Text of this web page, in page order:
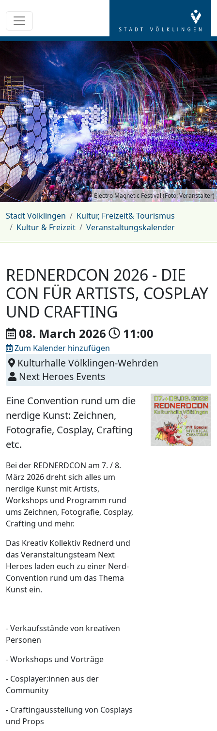
Electro Magnetic Festival (Foto: Veranstalter)
Stadt Völklingen
Kultur, Freizeit& Tourismus
Kultur & Freizeit
Veranstaltungskalender
REDNERDCON 2026 - DIE
CON FÜR ARTISTS, COSPLAY
UND CRAFTING
08. March 2026 11:00
Zum Kalender hinzufügen
Kulturhalle Völklingen-Wehrden
Next Heroes Events
Eine Convention rund um die
nerdige Kunst: Zeichnen,
Fotografie, Cosplay, Crafting
etc.
Bei der REDNERDCON am 7. / 8.
März 2026 dreht sich alles um
nerdige Kunst mit Artists,
Workshops und Programm rund
ums Zeichnen, Fotografie, Cosplay,
Crafting und mehr.
Das Kreativ Kollektiv Rednerd und
das Veranstaltungsteam Next
Heroes laden euch zu einer Nerd-
Convention rund um das Thema
Kunst ein.
- Verkaufsstände von kreativen
Personen
- Workshops und Vorträge
- Cosplayer:innen aus der
Community
- Craftingausstellung von Cosplays
und Props